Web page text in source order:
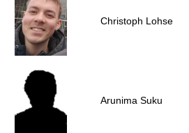
Christoph Lohse
Arunima Suku